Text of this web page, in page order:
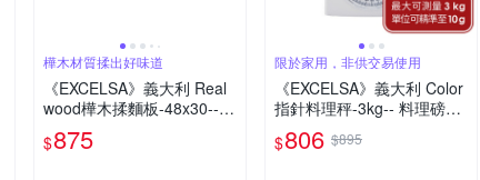
樺木材質揉出好味道
《EXCELSA》義大利 Real
wood樺木揉麵板-48x30--
桿麵墊 麵糰揉麵墊
$875
限於家用，非供交易使用
《EXCELSA》義大利 Color
指針料理秤-3kg-- 料理磅秤
食物秤 烘焙秤
$806 $895